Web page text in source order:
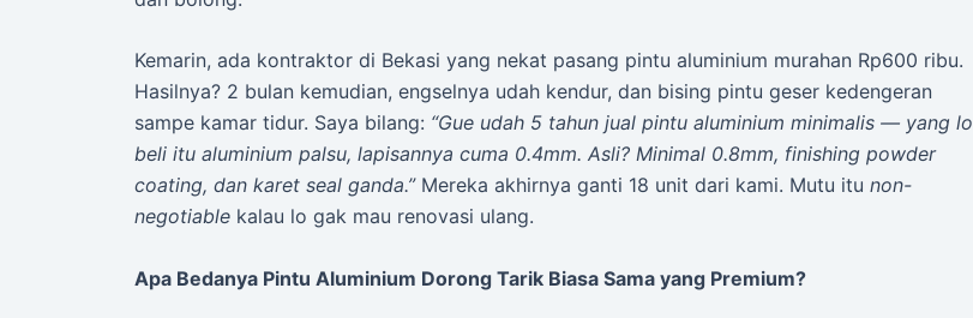
Kemarin, ada kontraktor di Bekasi yang nekat pasang pintu aluminium murahan Rp600 ribu.
Hasilnya? 2 bulan kemudian, engselnya udah kendur, dan bising pintu geser kedengeran
sampe kamar tidur. Saya bilang: “Gue udah 5 tahun jual pintu aluminium minimalis — yang lo
beli itu aluminium palsu, lapisannya cuma 0.4mm. Asli? Minimal 0.8mm, finishing powder
coating, dan karet seal ganda.”Mereka akhirnya ganti 18 unit dari kami. Mutu itu non-
negotiable kalau lo gak mau renovasi ulang.
Apa Bedanya Pintu Aluminium Dorong Tarik Biasa Sama yang Premium?